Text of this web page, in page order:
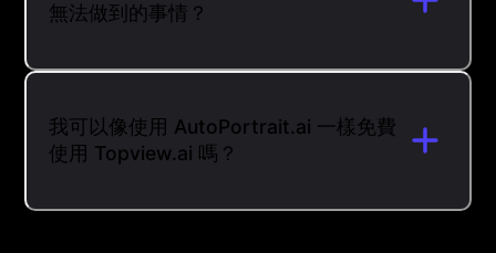
無法做到的事情？
我可以像使用 AutoPortrait.ai 一樣免費
使用 Topview.ai 嗎？